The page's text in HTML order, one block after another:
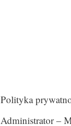
Polityka
Administrator –